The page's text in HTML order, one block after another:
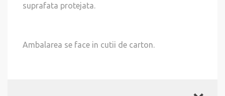
suprafata protejata.
Ambalarea se face in cutii de carton.